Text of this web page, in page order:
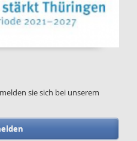
sie sich bei unserem